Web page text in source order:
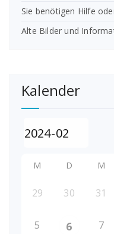
Sie benötigen Hilfe
Alte Bilder und
Kalender
M D M
29 30 31
5 6 7